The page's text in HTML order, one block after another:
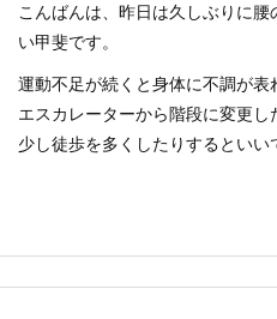
こんばんは、昨日は久しぶりに
い甲斐です。
運動不足が続くと身体に不調が表
エスカレーターから階段に変更し
少し徒歩を多くしたりするといい